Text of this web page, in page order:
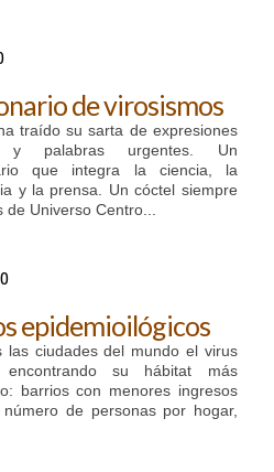
de virosismos
traído su sarta de expresiones
y palabras urgentes. Un
que integra la ciencia, la
y la prensa. Un cóctel siempre
Universo Centro...
epidemioilógicos
las ciudades del mundo el virus
su hábitat más
barrios con menores ingresos
de personas por hogar,